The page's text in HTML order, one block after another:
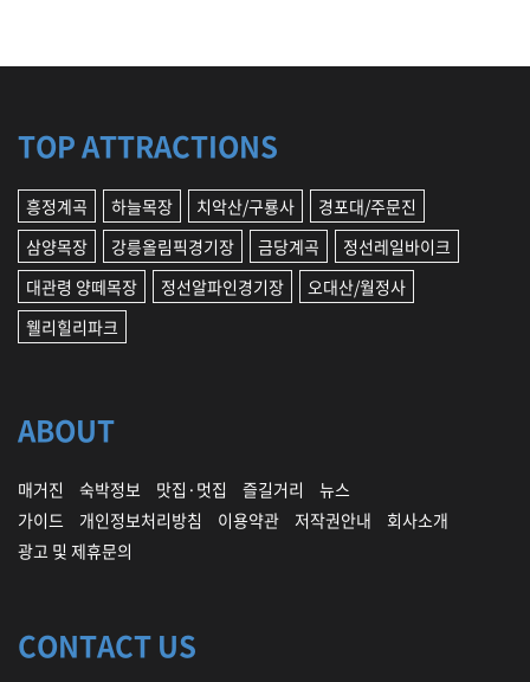
TOP ATTRACTIONS
흥정계곡 하늘목장 치악산/구룡사
경포대/주문진
삼양목장
강릉올림픽경기장 금당계곡
정선레일바이크
대관령 양떼목장
정선알파인경기장
오대산/월정사
웰리힐리파크
ABOUT
매거진 숙박정보 맛집·멋집 즐길거리
뉴스
가이드
개인정보처리방침 이용약관 저작권안내
회사소개
광고 및 제휴문의
CONTACT US